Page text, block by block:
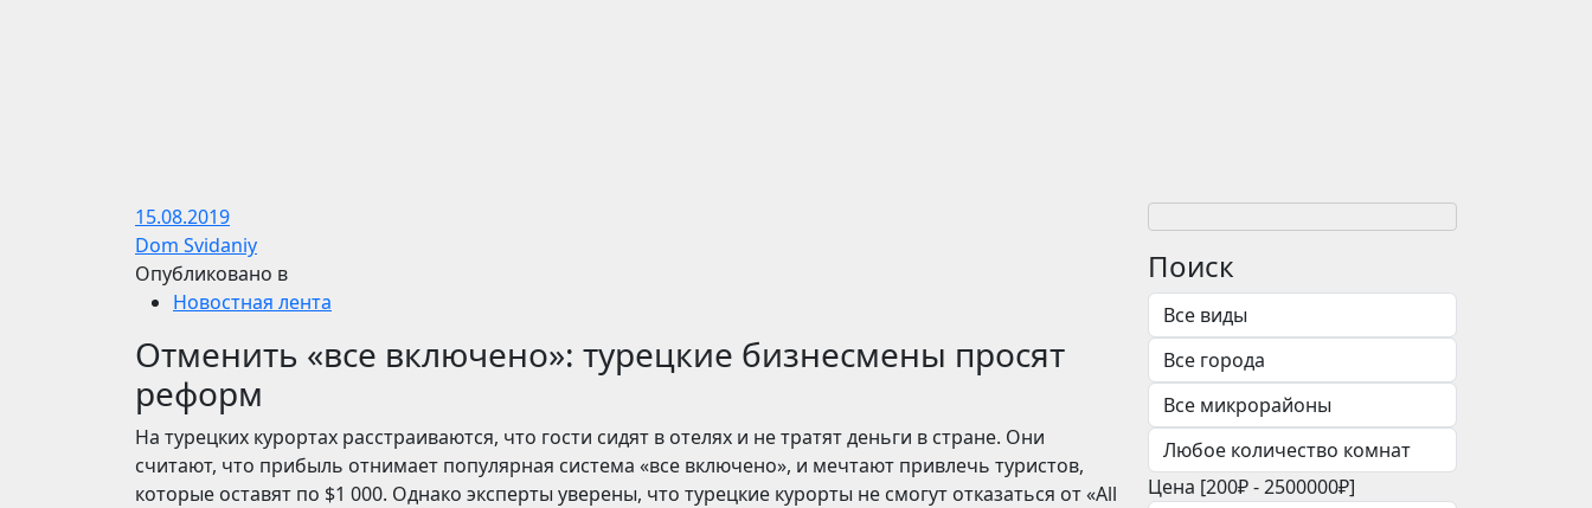
15.08.2019
Dom Svidaniy
Опубликовано в
Новостная лента
Отменить «все включено»: турецкие бизнесмены просят
реформ
На турецких курортах расстраиваются, что гости сидят в отелях и не тратят деньги в стране. Они
считают, что прибыль отнимает популярная система «все включено», и мечтают привлечь туристов,
которые оставят по $1 000. Однако эксперты уверены, что турецкие курорты не смогут отказаться от «All
Поиск
Цена [200₽-2500000₽]